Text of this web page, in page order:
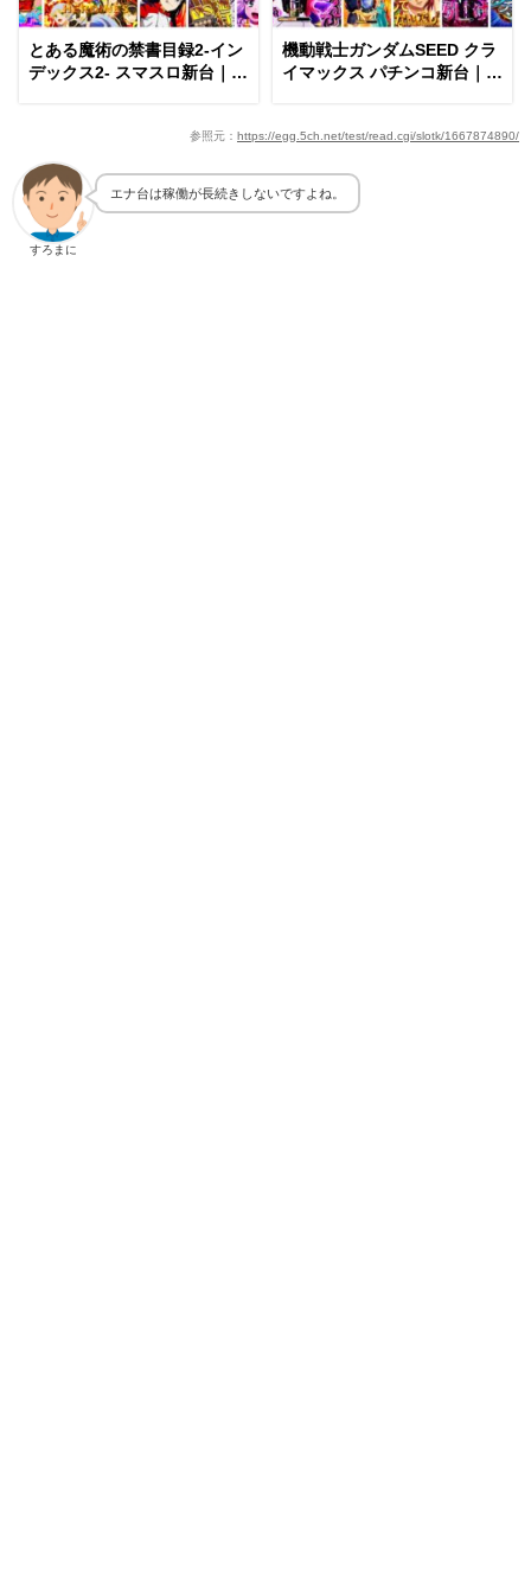
とある魔術の禁書目録2-イン
デックス2- スマスロ新台｜初
機動戦士ガンダムSEED クラ
イマックス パチンコ新台｜初
参照元： https://egg.5ch.net/test/read.cgi/slotk/1667874890/
すろまに
エナ台は稼働が長続きしないですよね。